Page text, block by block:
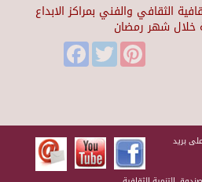
الثقافي والفني بمراكز الابداع
خلال شهر رمضان
FacebookTwitter
بريد